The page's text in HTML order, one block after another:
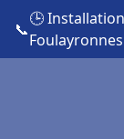
📞
🕒
Foulayronnes